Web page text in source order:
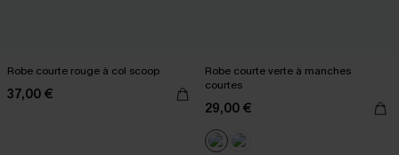
Robe courte rouge à col scoop
37,00 €
Robe courte verte à manches
courtes
29,00 €